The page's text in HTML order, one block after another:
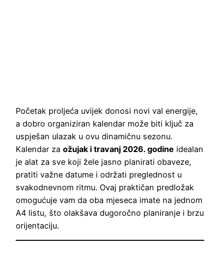
Početak proljeća uvijek donosi novi val energije,
a dobro organiziran kalendar može biti ključ za
uspješan ulazak u ovu dinamičnu sezonu.
Kalendar za ožujak i travanj 2026. godine idealan
je alat za sve koji žele jasno planirati obaveze,
pratiti važne datume i održati preglednost u
svakodnevnom ritmu. Ovaj praktičan predložak
omogućuje vam da oba mjeseca imate na jednom
A4 listu, što olakšava dugoročno planiranje i brzu
orijentaciju.